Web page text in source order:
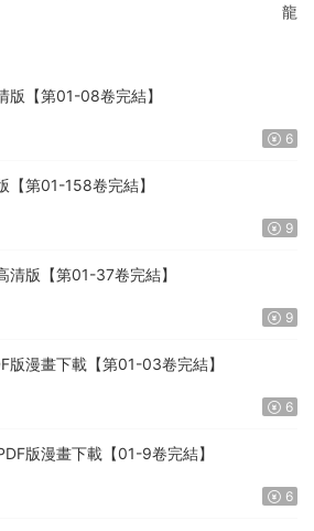
龍
版【第01-08卷完結】
6
【第01-158卷完結】
9
清版【第01-37卷完結】
9
版漫畫下載【第01-03卷完結】
6
版漫畫下載【01-9卷完結】
6